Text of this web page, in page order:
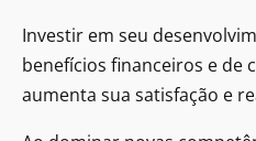
Investir em seu
benefícios financeiros e de
aumenta sua satisfação e